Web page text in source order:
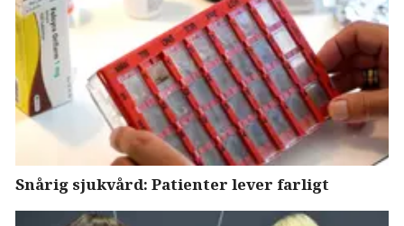
Snårig sjukvård: Patienter lever farligt